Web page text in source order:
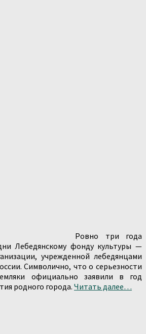
Ровно три года
Лебедянскому фонду культуры —
учрежденной лебедянцами
Символично, что о серьезности
официально заявили в год
родного города. Читать далее…